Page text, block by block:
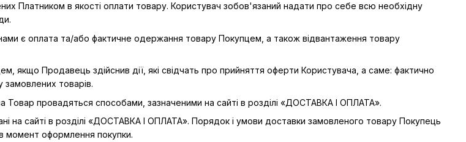
Платником в якості оплати товару. Користувач зобов'язаний надати про себе всю необхідну
є оплата та/або фактичне одержання товару Покупцем, а також відвантаження товару
якщо Продавець здійснив дії, які свідчать про прийняття оферти Користувача, а саме: фактично
товарів.
Товар провадяться способами, зазначеними на сайті в розділі «ДОСТАВКА І ОПЛАТА».
на сайті в розділі «ДОСТАВКА І ОПЛАТА». Порядок і умови доставки замовленого товару Покупець
момент оформлення покупки.